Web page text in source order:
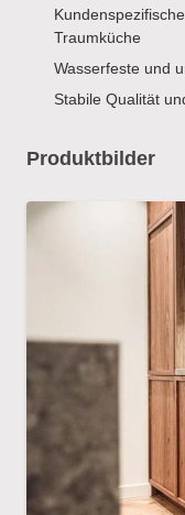
Traumküche
Wasserfeste und
Stabile Qualität
Produktbilder